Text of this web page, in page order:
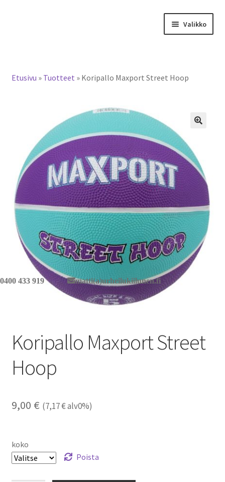
0400 433 919 matti(a)urheilukiilunen.fi
Valikko
valikko
Etusivu » Tuotteet » Koripallo Maxport Street Hoop
Koripallo Maxport Street
Hoop
9,00 € (7,17€alv0%)
koko
Poista